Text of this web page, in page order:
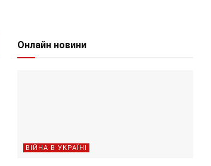
Онлайн новини
ВІЙНА В УКРАЇНІ